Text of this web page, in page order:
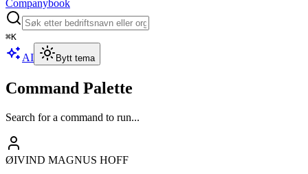
Companybook
⌘K
AI Bytt tema
Command Palette
Search for a command to run...
ØIVIND MAGNUS HOFF